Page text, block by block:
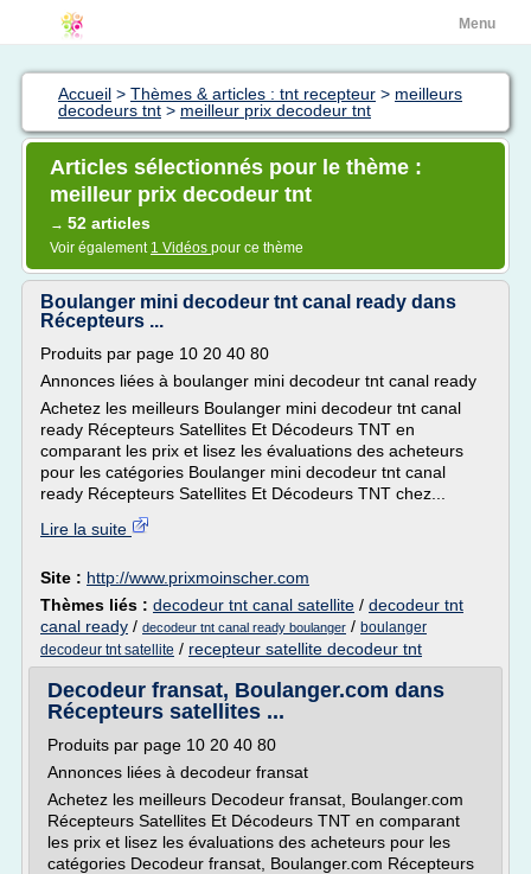
Menu
Accueil > Thèmes & articles : tnt recepteur > meilleurs
decodeurs tnt > meilleur prix decodeur tnt
Articles sélectionnés pour le thème :
meilleur prix decodeur tnt
→ 52 articles
Voir également 1 Vidéos pour ce thème
Boulanger mini decodeur tnt canal ready dans
Récepteurs ...
Produits par page 10 20 40 80
Annonces liées à boulanger mini decodeur tnt canal ready
Achetez les meilleurs Boulanger mini decodeur tnt canal
ready Récepteurs Satellites Et Décodeurs TNT en
comparant les prix et lisez les évaluations des acheteurs
pour les catégories Boulanger mini decodeur tnt canal
ready Récepteurs Satellites Et Décodeurs TNT chez...
Lire la suite
Site : http://www.prixmoinscher.com
Thèmes liés : decodeur tnt canal satellite / decodeur tnt
canal ready / decodeur tnt canal ready boulanger / boulanger
decodeur tnt satellite / recepteur satellite decodeur tnt
Decodeur fransat, Boulanger.com dans
Récepteurs satellites ...
Produits par page 10 20 40 80
Annonces liées à decodeur fransat
Achetez les meilleurs Decodeur fransat, Boulanger.com
Récepteurs Satellites Et Décodeurs TNT en comparant
les prix et lisez les évaluations des acheteurs pour les
catégories Decodeur fransat, Boulanger.com Récepteurs